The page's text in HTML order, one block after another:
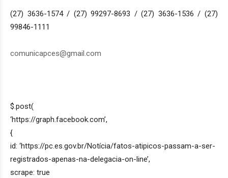
(27) 3636-1574 / (27) 99297-8693 / (27) 3636-1536 / (27)
99846-1111
comunicapces@gmail.com
$.post(
‘https://graph.facebook.com’,
{
id: ‘https://pc.es.gov.br/Notícia/fatos-atipicos-passam-a-ser-
registrados-apenas-na-delegacia-on-line’,
scrape: true